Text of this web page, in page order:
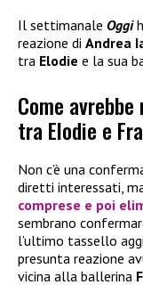
Il settimanale Oggi
reazione di Andrea
tra Elodie e la sua
Come
tra Elodie e
Non c’è una
diretti interessati,
comprese e poi
sembrano
l’ultimo tassello
presunta reazione
vicina alla ballerina